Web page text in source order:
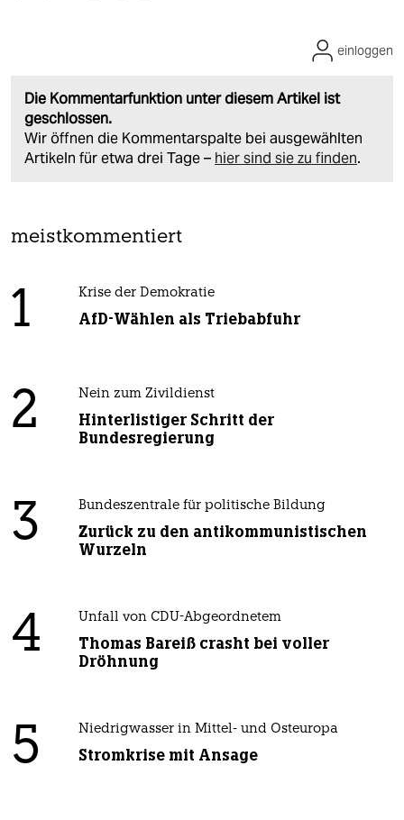
Die Kommentarfunktion unter diesem Artikel ist
geschlossen.
Wir öffnen die Kommentarspalte bei ausgewählten
Artikeln für etwa drei Tage – hier sind sie zu finden.
einloggen
meistkommentiert
1 Krise der Demokratie
AfD-Wählen als Triebabfuhr
2 Nein zum Zivildienst
Hinterlistiger Schritt der
Bundesregierung
3 Bundeszentrale für politische Bildung
Zurück zu den antikommunistischen
Wurzeln
4 Unfall von CDU-Abgeordnetem
Thomas Bareiß crasht bei voller
Dröhnung
5 Niedrigwasser in Mittel- und Osteuropa
Stromkrise mit Ansage